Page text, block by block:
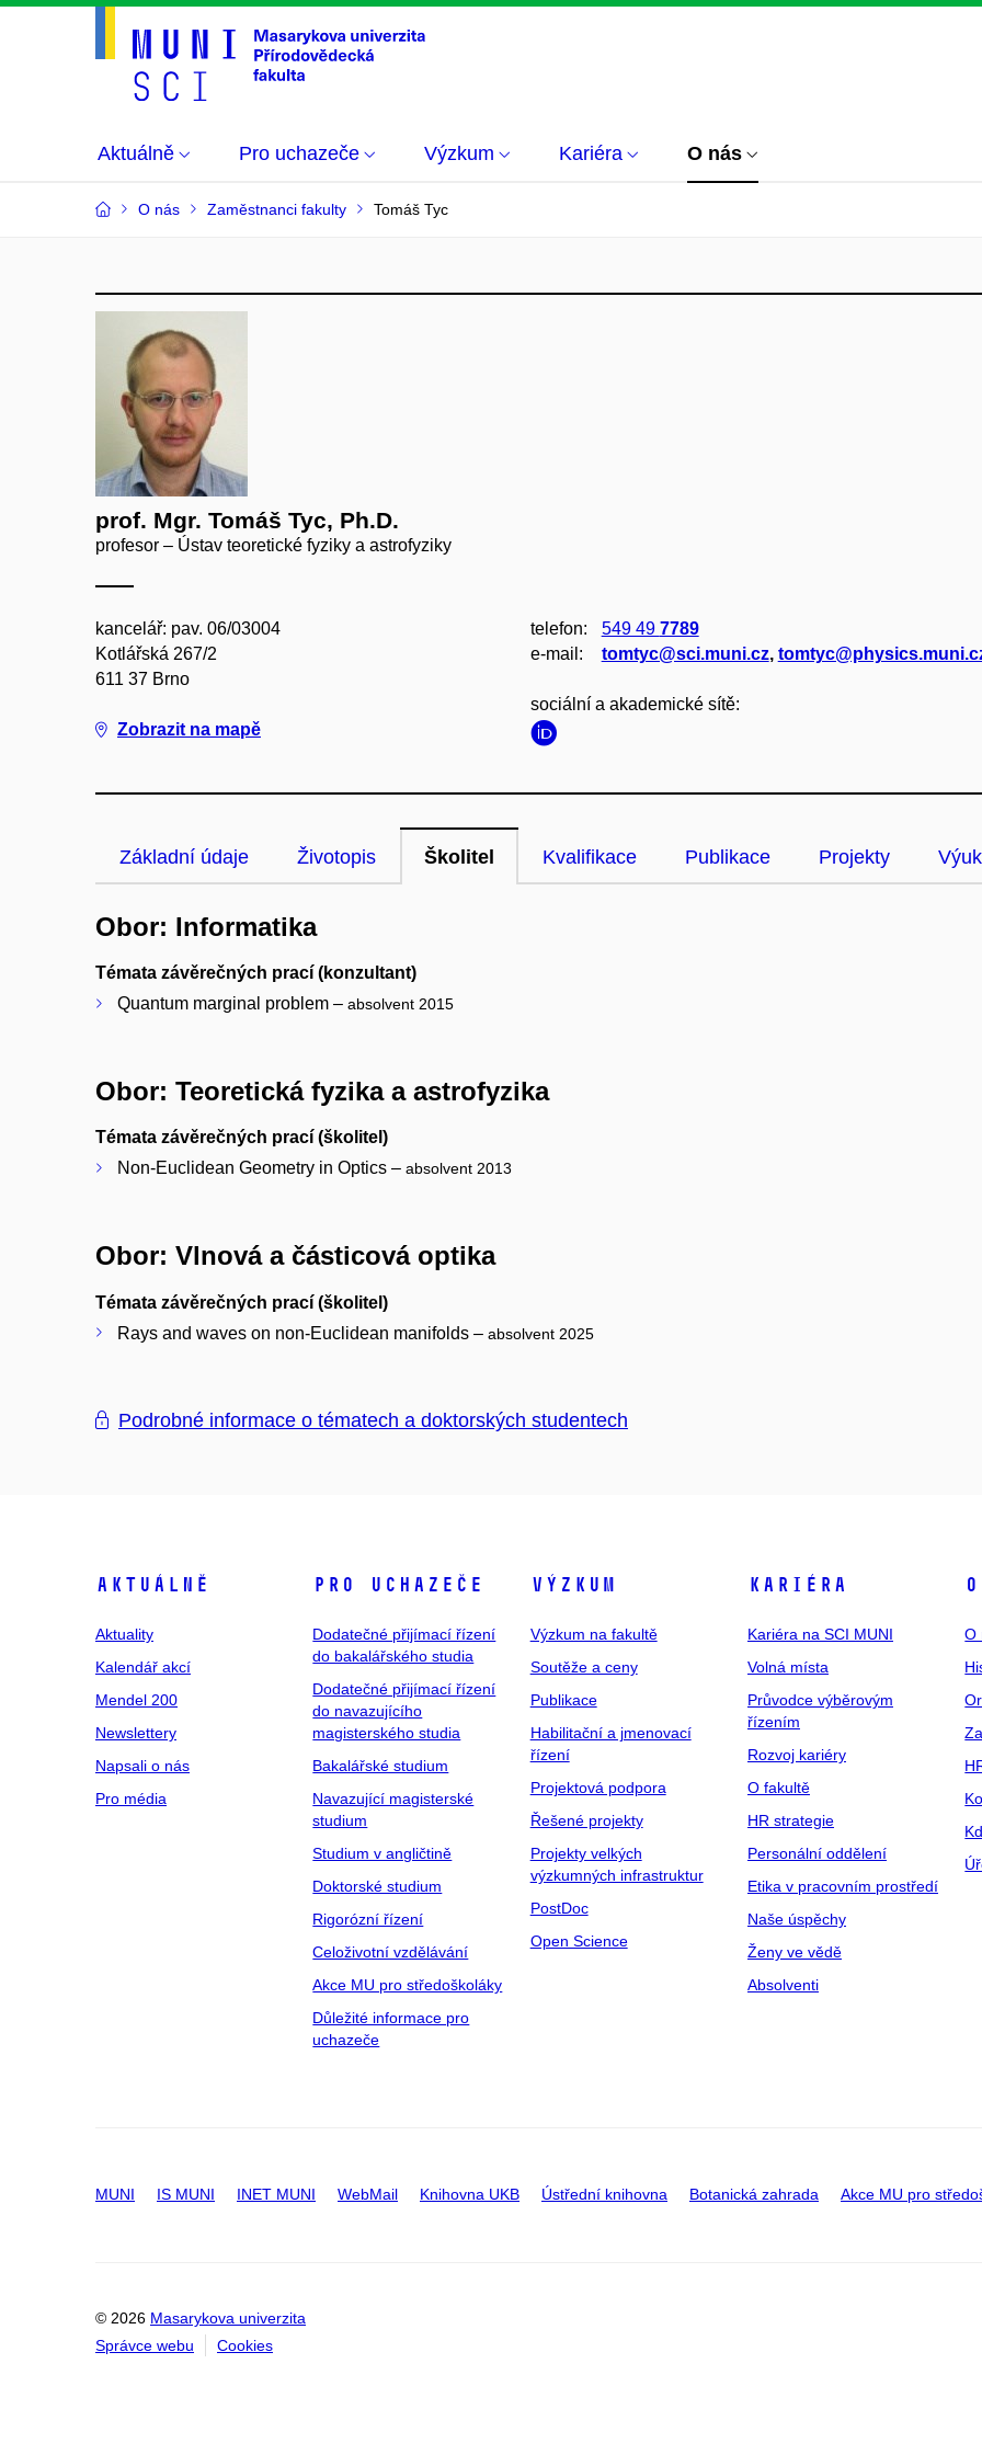
Aktuálně Pro uchazeče Výzkum Kariéra O nás
O nás Zaměstnanci fakulty Tomáš Tyc
prof. Mgr. Tomáš Tyc, Ph.D.
profesor – Ústav teoretické fyziky a astrofyziky
kancelář: pav. 06/03004
Kotlářská 267/2
611 37 Brno
Zobrazit na mapě
telefon: 549 49 7789
e‑mail:
tomtyc@sci.muni.cz,
sociální a akademické sítě:
Základní údaje Životopis Školitel Kvalifikace Publikace Projekty
Obor: Informatika
Témata závěrečných prací (konzultant)
Quantum marginal problem – absolvent 2015
Obor: Teoretická fyzika a astrofyzika
Témata závěrečných prací (školitel)
Non-Euclidean Geometry in Optics – absolvent 2013
Obor: Vlnová a částicová optika
Témata závěrečných prací (školitel)
Rays and waves on non-Euclidean manifolds – absolvent 2025
Podrobné informace o tématech a doktorských studentech
Aktuálně
Aktuality
Kalendář akcí
Mendel 200
Newslettery
Napsali o nás
Pro média
Pro uchazeče
Dodatečné přijímací řízení
do bakalářského studia
Dodatečné přijímací řízení
do navazujícího
magisterského studia
Bakalářské studium
Navazující magisterské
studium
Studium v angličtině
Doktorské studium
Rigorózní řízení
Celoživotní vzdělávání
Akce MU pro středoškoláky
Důležité informace pro
uchazeče
Výzkum
Výzkum na fakultě
Soutěže a ceny
Publikace
Habilitační a jmenovací
řízení
Projektová podpora
Řešené projekty
Projekty velkých
výzkumných infrastruktur
PostDoc
Open Science
Kariéra
Kariéra na SCI MUNI
Volná místa
Průvodce výběrovým
řízením
Rozvoj kariéry
O fakultě
HR strategie
Personální oddělení
Etika v pracovním prostředí
Naše úspěchy
Ženy ve vědě
Absolventi
O
MUNI IS MUNI INET MUNI WebMail Knihovna UKB Ústřední knihovna Botanická zahrada Akce MU pro
© 2026 Masarykova univerzita
Správce webu
Cookies